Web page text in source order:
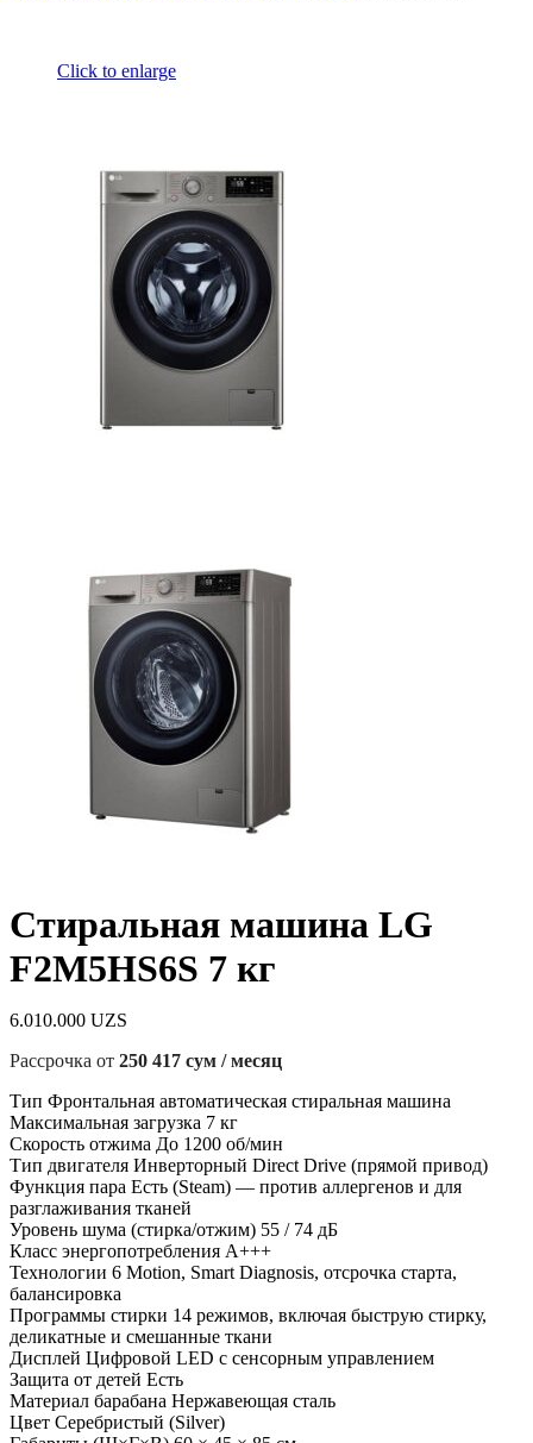
Click to enlarge
Стиральная машина LG
F2M5HS6S 7 кг
6.010.000 UZS
Рассрочка от 250 417 сум / месяц
Тип Фронтальная автоматическая стиральная машина
Максимальная загрузка 7 кг
Скорость отжима До 1200 об/мин
Тип двигателя Инверторный Direct Drive (прямой привод)
Функция пара Есть (Steam) — против аллергенов и для
разглаживания тканей
Уровень шума (стирка/отжим) 55 / 74 дБ
Класс энергопотребления A+++
Технологии 6 Motion, Smart Diagnosis, отсрочка старта,
балансировка
Программы стирки 14 режимов, включая быструю стирку,
деликатные и смешанные ткани
Дисплей Цифровой LED с сенсорным управлением
Защита от детей Есть
Материал барабана Нержавеющая сталь
Цвет Серебристый (Silver)